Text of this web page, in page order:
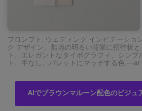
プロンプト: ウェディング インビテーショ
ク デザイン、無地の明るい背景に招待状
ト、エレガントなタイポグラフィ、シンプ
ト、手なし、パレットにマッチする色 --ar
AIでブラウンマルーン配色のビジュ